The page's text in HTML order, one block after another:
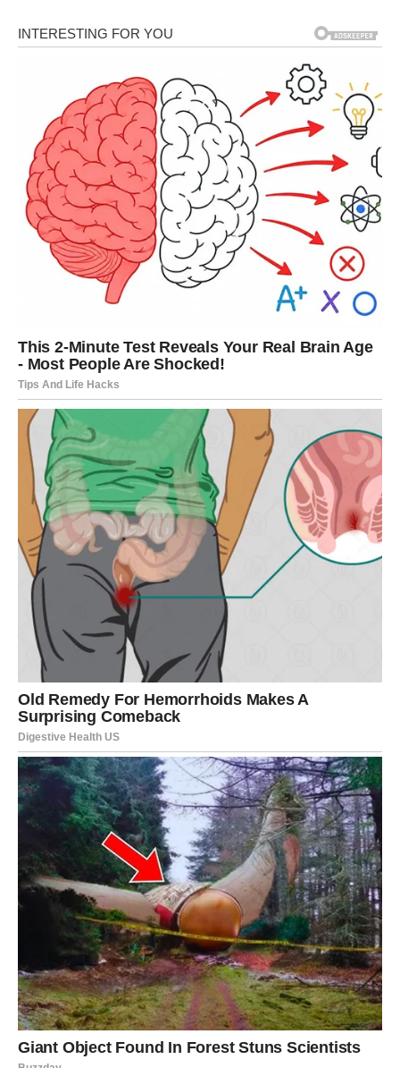
Nova poznanstva, informacije i prilike donose vam
potpuno drugačiju perspektivu.
Najveća promjena
Neočekivana vijest koja mijenja planove.
Sudbina vam donosi novo
poglavlje
Pred vama su veoma zanimljivi trenuci.
RAK
Rakovi su među znakovima koji ulaze u najveće
promjene.
Ljubavni život, emocije i odnosi s ljudima prolaze kroz
veoma važnu transformaciju.
Najveća promjena
Početak sretnijeg emotivnog perioda.
Srce konačno dobija ono što
zaslužuje
Pred vama su veoma emotivni trenuci.
LAV